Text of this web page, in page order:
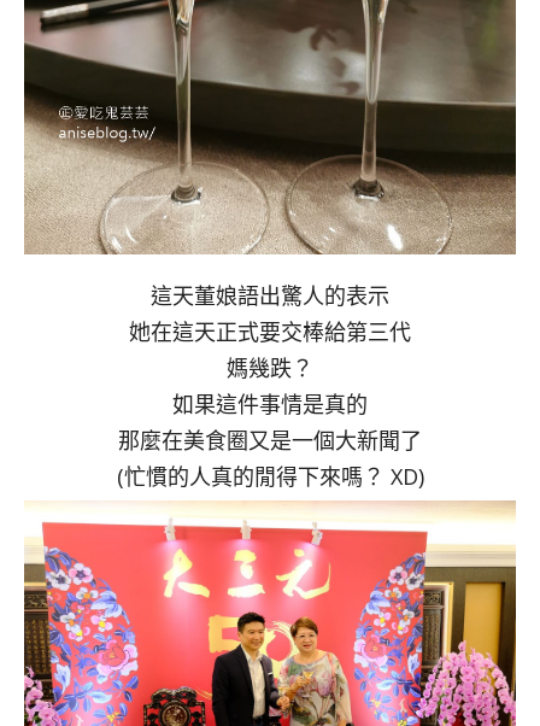
這天董娘語出驚人的表示
她在這天正式要交棒給第三代
媽幾跌？
如果這件事情是真的
那麼在美食圈又是一個大新聞了
(忙慣的人真的閒得下來嗎？ XD)